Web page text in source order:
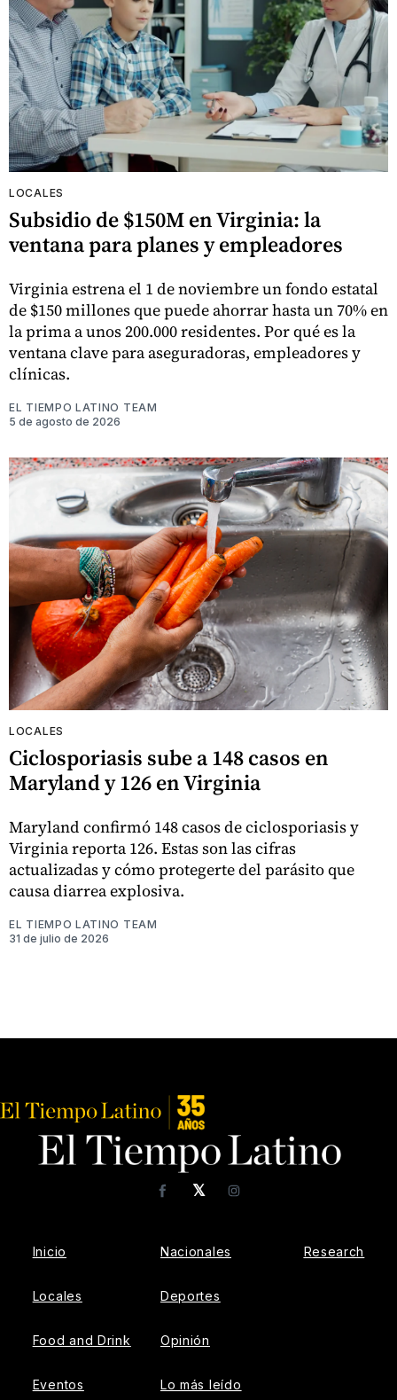
LOCALES
Subsidio de $150M en Virginia: la
ventana para planes y empleadores
Virginia estrena el 1 de noviembre un fondo estatal
de $150 millones que puede ahorrar hasta un 70% en
la prima a unos 200.000 residentes. Por qué es la
ventana clave para aseguradoras, empleadores y
clínicas.
EL TIEMPO LATINO TEAM
5 de agosto de 2026
LOCALES
Ciclosporiasis sube a 148 casos en
Maryland y 126 en Virginia
Maryland confirmó 148 casos de ciclosporiasis y
Virginia reporta 126. Estas son las cifras
actualizadas y cómo protegerte del parásito que
causa diarrea explosiva.
EL TIEMPO LATINO TEAM
31 de julio de 2026
𝕏
FacebookInstagram
Inicio
Locales
Food and Drink
Eventos
Nacionales
Deportes
Opinión
Lo más leído
Research